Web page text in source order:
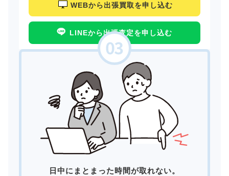
WEBから出張買取を申し込む
LINEから出張査定を申し込む
日中にまとまった時間が取れない。